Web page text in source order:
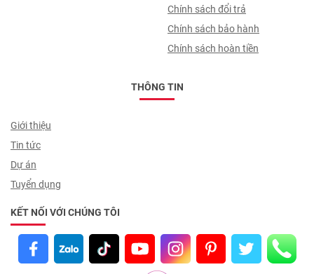
trình giao nhận
Chính sách đổi trả
Chính sách bảo hành
Chính sách hoàn tiền
THÔNG TIN
Giới thiệu
Tin tức
Dự án
Tuyển dụng
KẾT NỐI VỚI CHÚNG TÔI